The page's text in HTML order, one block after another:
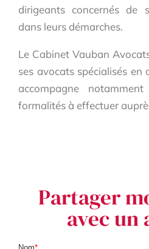
dirigeants concernés de
dans leurs démarches.
Le Cabinet Vauban
ses avocats spécialisés en
accompagne
formalités à effectuer
Partager
avec un